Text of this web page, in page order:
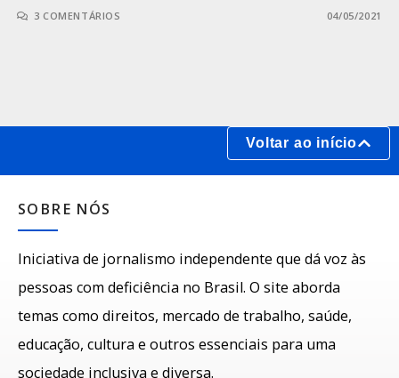
3 COMENTÁRIOS 04/05/2021
Voltar ao início
SOBRE NÓS
Iniciativa de jornalismo independente que dá voz às
pessoas com deficiência no Brasil. O site aborda
temas como direitos, mercado de trabalho, saúde,
educação, cultura e outros essenciais para uma
sociedade inclusiva e diversa.